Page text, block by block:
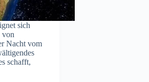
sich
von
Nacht vom
schafft,